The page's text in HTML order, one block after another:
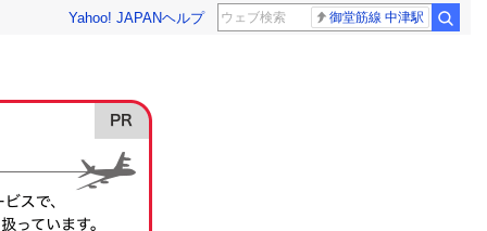
Yahoo! JAPANヘルプ 御堂筋線 中津駅